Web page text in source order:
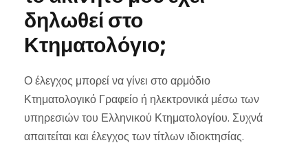
δηλωθεί στο
Κτηματολόγιο;
Ο έλεγχος μπορεί να γίνει στο αρμόδιο
Κτηματολογικό Γραφείο ή ηλεκτρονικά μέσω των
υπηρεσιών του Ελληνικού Κτηματολογίου. Συχνά
απαιτείται και έλεγχος των τίτλων ιδιοκτησίας.